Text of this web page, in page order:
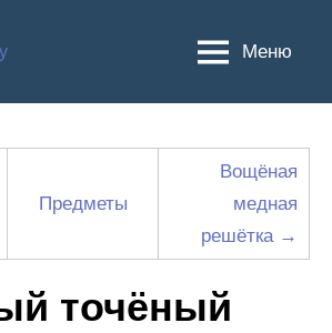
Меню
Предметы
Вощёная
медная
решётка →
точёный